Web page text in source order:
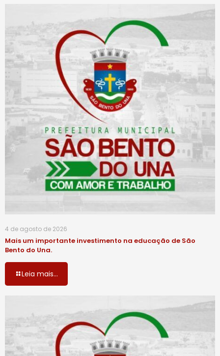
4 de agosto de 2026
Mais um importante investimento na educação de São
Bento do Una.
Leia mais...